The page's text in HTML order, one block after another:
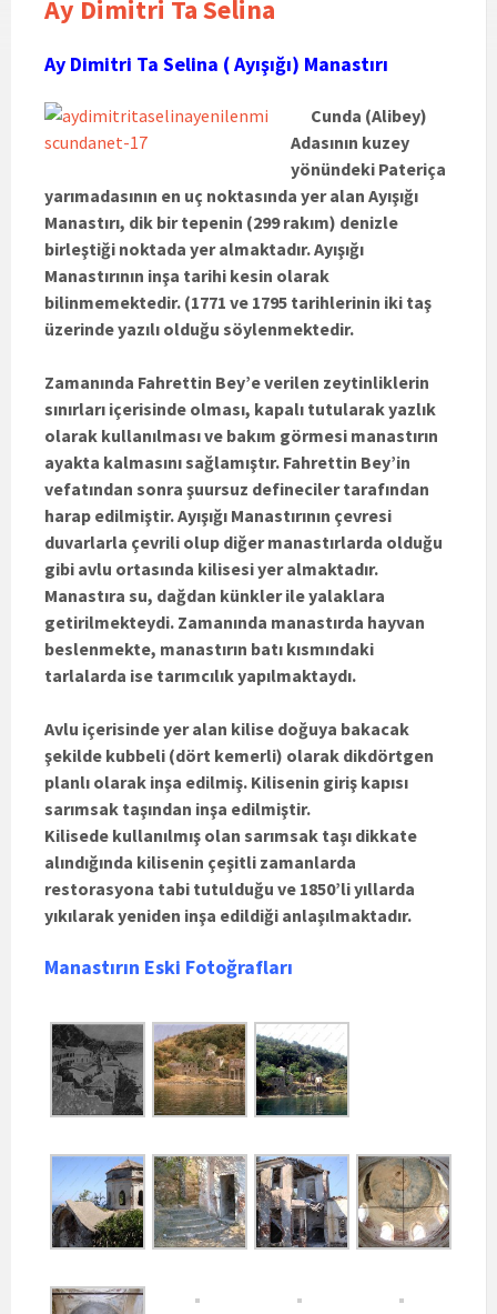
Ay Dimitri Ta Selina
Ay Dimitri Ta Selina ( Ayışığı) Manastırı
Cunda (Alibey)
Adasının kuzey
yönündeki Pateriça
yarımadasının en uç noktasında yer alan Ayışığı
Manastırı, dik bir tepenin (299 rakım) denizle
birleştiği noktada yer almaktadır. Ayışığı
Manastırının inşa tarihi kesin olarak
bilinmemektedir. (1771 ve 1795 tarihlerinin iki taş
üzerinde yazılı olduğu söylenmektedir.
Zamanında Fahrettin Bey’e verilen zeytinliklerin
sınırları içerisinde olması, kapalı tutularak yazlık
olarak kullanılması ve bakım görmesi manastırın
ayakta kalmasını sağlamıştır. Fahrettin Bey’in
vefatından sonra şuursuz defineciler tarafından
harap edilmiştir. Ayışığı Manastırının çevresi
duvarlarla çevrili olup diğer manastırlarda olduğu
gibi avlu ortasında kilisesi yer almaktadır.
Manastıra su, dağdan künkler ile yalaklara
getirilmekteydi. Zamanında manastırda hayvan
beslenmekte, manastırın batı kısmındaki
tarlalarda ise tarımcılık yapılmaktaydı.
Avlu içerisinde yer alan kilise doğuya bakacak
şekilde kubbeli (dört kemerli) olarak dikdörtgen
planlı olarak inşa edilmiş. Kilisenin giriş kapısı
sarımsak taşından inşa edilmiştir.
Kilisede kullanılmış olan sarımsak taşı dikkate
alındığında kilisenin çeşitli zamanlarda
restorasyona tabi tutulduğu ve 1850’li yıllarda
yıkılarak yeniden inşa edildiği anlaşılmaktadır.
Manastırın Eski Fotoğrafları